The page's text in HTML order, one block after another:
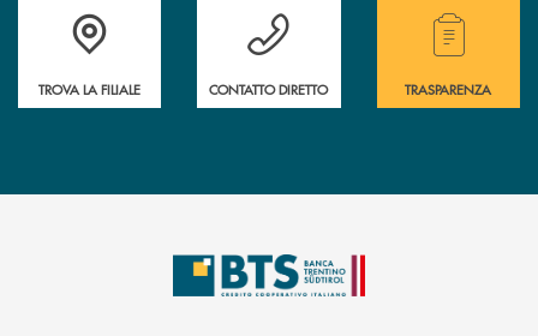
Accedi all' elenco completo delle filiali.
TROVA LA FILIALE
Hai bisogno di assistenza immediata?
CONTATTO DIRETTO
Hai bisogno di
TRASPARENZA